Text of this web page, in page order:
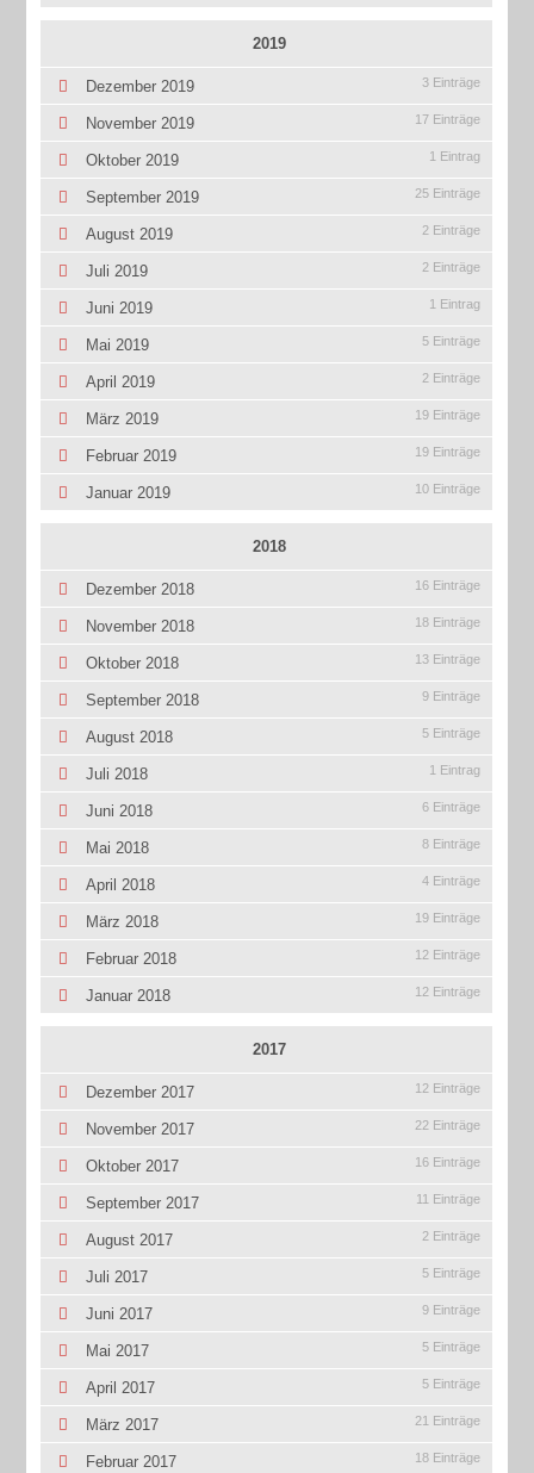
2019
Dezember 2019 3 Einträge
November 2019 17 Einträge
Oktober 2019 1 Eintrag
September 2019 25 Einträge
August 2019 2 Einträge
Juli 2019 2 Einträge
Juni 2019 1 Eintrag
Mai 2019 5 Einträge
April 2019 2 Einträge
März 2019 19 Einträge
Februar 2019 19 Einträge
Januar 2019 10 Einträge
2018
Dezember 2018 16 Einträge
November 2018 18 Einträge
Oktober 2018 13 Einträge
September 2018 9 Einträge
August 2018 5 Einträge
Juli 2018 1 Eintrag
Juni 2018 6 Einträge
Mai 2018 8 Einträge
April 2018 4 Einträge
März 2018 19 Einträge
Februar 2018 12 Einträge
Januar 2018 12 Einträge
2017
Dezember 2017 12 Einträge
November 2017 22 Einträge
Oktober 2017 16 Einträge
September 2017 11 Einträge
August 2017 2 Einträge
Juli 2017 5 Einträge
Juni 2017 9 Einträge
Mai 2017 5 Einträge
April 2017 5 Einträge
März 2017 21 Einträge
Februar 2017 18 Einträge